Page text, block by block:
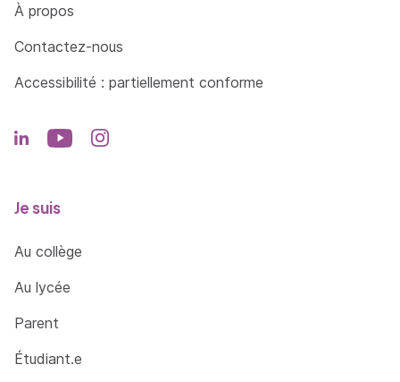
À propos
Contactez-nous
Accessibilité : partiellement conforme
Je suis
Au collège
Au lycée
Parent
Étudiant.e